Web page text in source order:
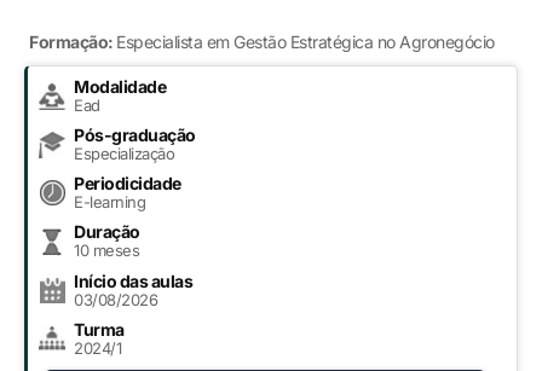
Formação: Especialista em Gestão Estratégica no Agronegócio
Modalidade
Ead
Pós-graduação
Especialização
Periodicidade
E-learning
Duração
10 meses
Início das aulas
03/08/2026
Turma
2024/1